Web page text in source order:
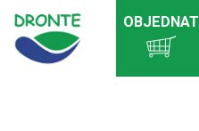
OBJEDNAT